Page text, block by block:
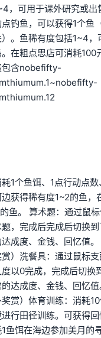
，可用于课外研究或出
钓鱼，可以获得1个鱼
。鱼稀有度包括1~4，
在粗点思店可消耗100
包含nobefifty-
1个鱼饵、1点行动点
获得稀有度1~2的鱼，
鱼。
算术题：通过鼠
，完成后完成后切换
成度、金钱、回忆值
） 洗餐具：通过鼠标支
以0完成，完成后切换
达成度、金钱、回忆
赏） 体育训练：消耗
行田径训练。可获得回
鱼饵在海边参加美月的